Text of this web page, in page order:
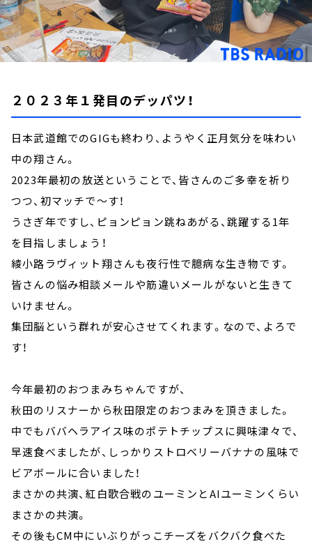
２０２３年１発目のデッパツ！
日本武道館でのGIGも終わり、ようやく正月気分を味わい
中の翔さん。
2023年最初の放送ということで、皆さんのご多幸を祈り
つつ、初マッチで～す！
うさぎ年ですし、ピョンピョン跳ねあがる、跳躍する1年
を目指しましょう！
綾小路ラヴィット翔さんも夜行性で臆病な生き物です。
皆さんの悩み相談メールや筋違いメールがないと生きて
いけません。
集団脳という群れが安心させてくれます。なので、よろで
す！
今年最初のおつまみちゃんですが、
秋田のリスナーから秋田限定のおつまみを頂きました。
中でもババヘラアイス味のポテトチップスに興味津々で、
早速食べましたが、しっかりストロベリーバナナの風味で
ビアボールに合いました！
まさかの共演、紅白歌合戦のユーミンとAIユーミンくらい
まさかの共演。
その後もCM中にいぶりがっこチーズをバクバク食べた